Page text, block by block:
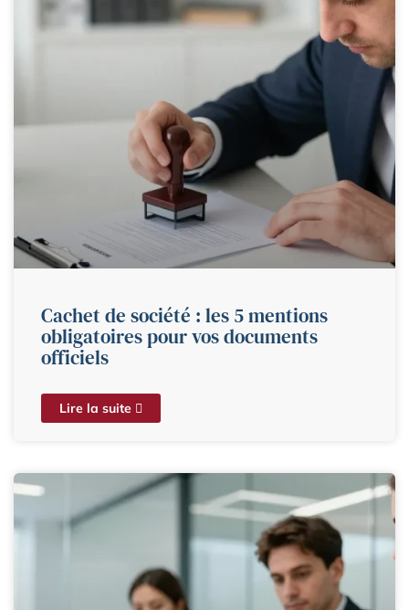
Cachet de société : les 5 mentions
obligatoires pour vos documents
officiels
Lire la suite